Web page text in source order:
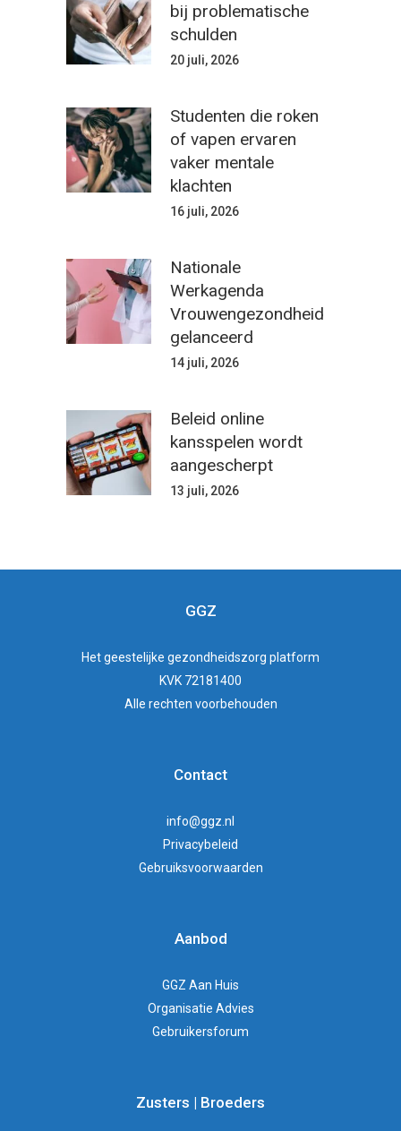
bij problematische
schulden
20 juli, 2026
Studenten die roken
of vapen ervaren
vaker mentale
klachten
16 juli, 2026
Nationale
Werkagenda
Vrouwengezondheid
gelanceerd
14 juli, 2026
Beleid online
kansspelen wordt
aangescherpt
13 juli, 2026
GGZ
Hetgeestelijke gezondheidszorg platform
KVK 72181400
Alle rechten voorbehouden
Contact
info@ggz.nl
Privacybeleid
Gebruiksvoorwaarden
Aanbod
GGZ Aan Huis
Organisatie Advies
Gebruikersforum
Zusters | Broeders